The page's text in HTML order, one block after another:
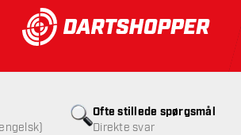
24 timer Gratisfragt ved køb over
Ofte stillede spørgsmål
Direkte svar
ikke tilgængelig